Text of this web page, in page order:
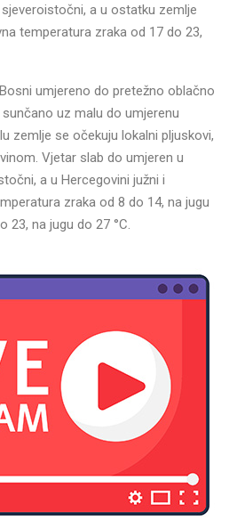
a u ostatku zemlje
temperatura zraka od 17 do 23,
umjereno do pretežno oblačno
uz malu do umjerenu
zemlje se očekuju lokalni pljuskovi,
Vjetar slab do umjeren u
a u Hercegovini južni i
zraka od 8 do 14, na jugu
23, na jugu do 27 °C.